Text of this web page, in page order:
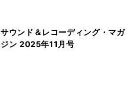
サウンド＆レコーディング・マガ
ジン 2025年11月号